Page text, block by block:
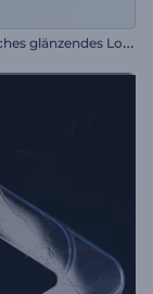
M
inimalistisches glänzendes Logo Reveal